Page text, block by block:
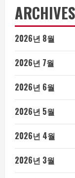
ARCHIVES
2026년 8월
2026년 7월
2026년 6월
2026년 5월
2026년 4월
2026년 3월